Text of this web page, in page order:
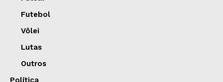
Futebol
Vôlei
Lutas
Outros
Política